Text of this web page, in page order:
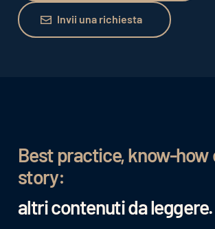
Invii una richiesta
Invii una richiesta
Best practice, know-how
story:
altri contenuti da leggere.